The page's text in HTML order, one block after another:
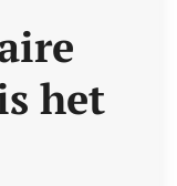
het